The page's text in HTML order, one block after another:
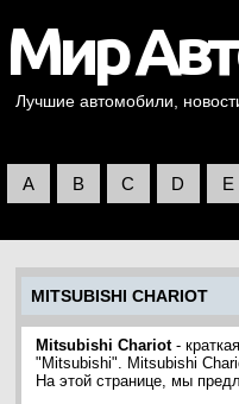
Лучшие автомобили,
A B C D E
MITSUBISHI CHARIOT
Mitsubishi Chariot-
"Mitsubishi". Mitsubishi
На этой странице, мы